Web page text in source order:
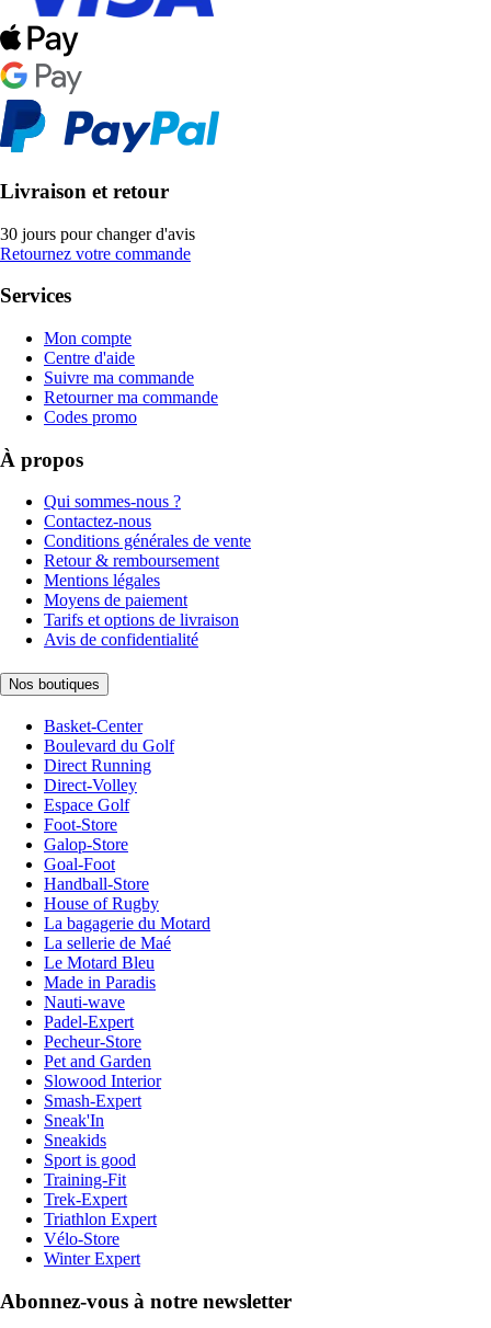
Livraison et retour
30 jours pour changer d'avis
Retournez votre commande
Services
Mon compte
Centre d'aide
Suivre ma commande
Retourner ma commande
Codes promo
À propos
Qui sommes-nous ?
Contactez-nous
Conditions générales de vente
Retour & remboursement
Mentions légales
Moyens de paiement
Tarifs et options de livraison
Avis de confidentialité
Nos boutiques
Basket-Center
Boulevard du Golf
Direct Running
Direct-Volley
Espace Golf
Foot-Store
Galop-Store
Goal-Foot
Handball-Store
House of Rugby
La bagagerie du Motard
La sellerie de Maé
Le Motard Bleu
Made in Paradis
Nauti-wave
Padel-Expert
Pecheur-Store
Pet and Garden
Slowood Interior
Smash-Expert
Sneak'In
Sneakids
Sport is good
Training-Fit
Trek-Expert
Triathlon Expert
Vélo-Store
Winter Expert
Abonnez-vous à notre newsletter